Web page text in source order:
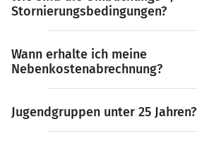
Stornierungsbedingungen?
Wann erhalte ich meine
Nebenkostenabrechnung?
Jugendgruppen unter 25 Jahren?